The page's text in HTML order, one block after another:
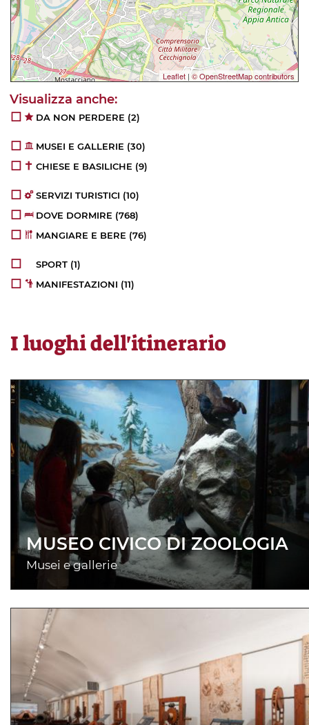
Leaflet | © OpenStreetMap contributors
DA NON PERDERE (2)
MUSEI E GALLERIE (30)
CHIESE E BASILICHE (9)
SERVIZI TURISTICI (10)
DOVE DORMIRE (768)
MANGIARE E BERE (76)
SPORT (1)
MANIFESTAZIONI (11)
I luoghi dell'itinerario
MUSEO CIVICO DI ZOOLOGIA
Musei e gallerie